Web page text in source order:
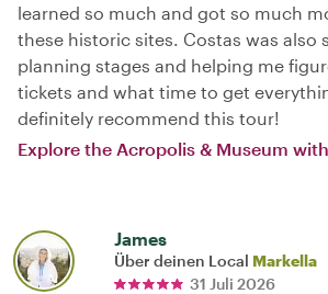
learned so much and got so much
these historic sites. Costas was also
planning stages and helping me
tickets and what time to get
definitely recommend this tour!
Explore the Acropolis & Museum
James
Über deinen Local Markella
31 Juli 2026